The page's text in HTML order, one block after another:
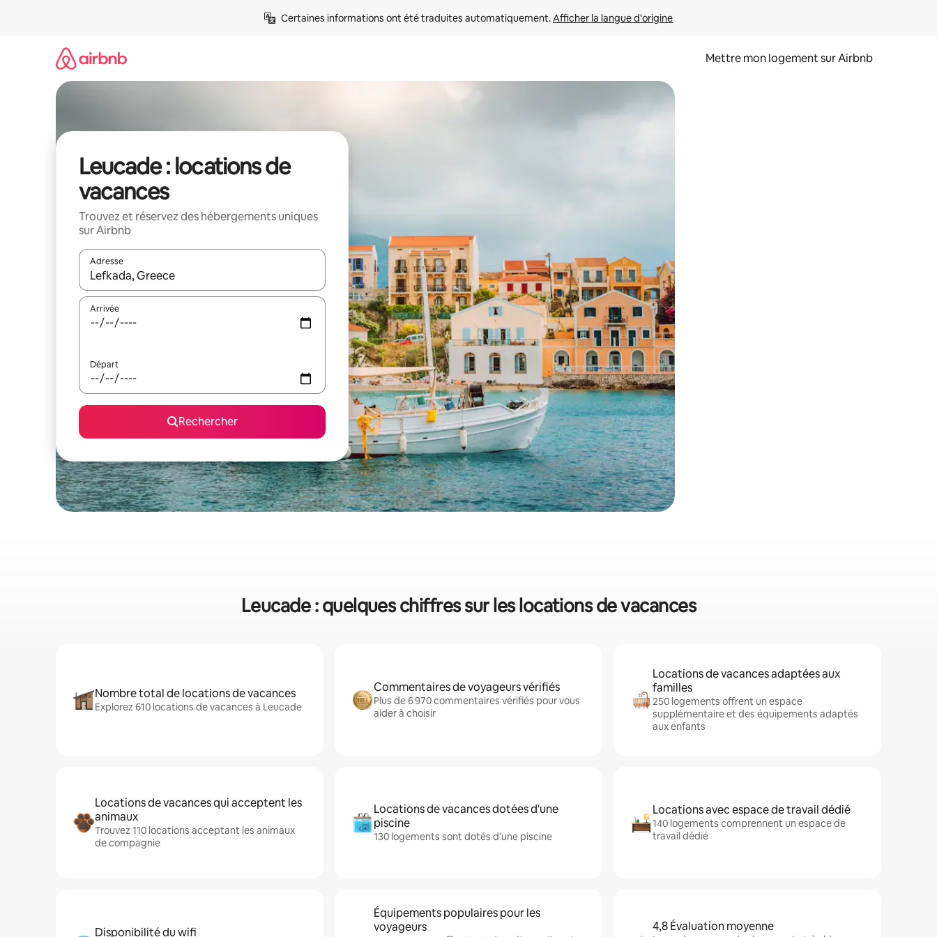
Certaines informations ont été traduites automatiquement. Afficher la langue d'origine
Mettre mon logement sur Airbnb
Leucade : locations de
vacances
Trouvez et réservez des hébergements uniques
sur Airbnb
Adresse
Lorsque les résultats s'affichent, utilisez les flèches vers le haut et vers le bas pour les parcourir ou en appuyant et en faisant glisser.
Arrivée
Départ
Rechercher
Leucade : quelques chiffres sur les locations de vacances
Nombre total de locations de vacances
Explorez 610 locations de vacances à Leucade
Commentaires de voyageurs vérifiés
Plus de 6 970 commentaires vérifiés pour vous
aider à choisir
Locations de vacances adaptées aux
familles
250 logements offrent un espace
supplémentaire et des équipements adaptés
aux enfants
Locations de vacances qui acceptent les
animaux
Trouvez 110 locations acceptant les animaux
de compagnie
Locations de vacances dotées d'une
piscine
130 logements sont dotés d'une piscine
Locations avec espace de travail dédié
140 logements comprennent un espace de
travail dédié
Disponibilité du wifi
Équipements populaires pour les
voyageurs
4,8 Évaluation moyenne